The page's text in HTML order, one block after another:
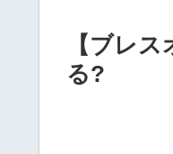
【ブレ
る?